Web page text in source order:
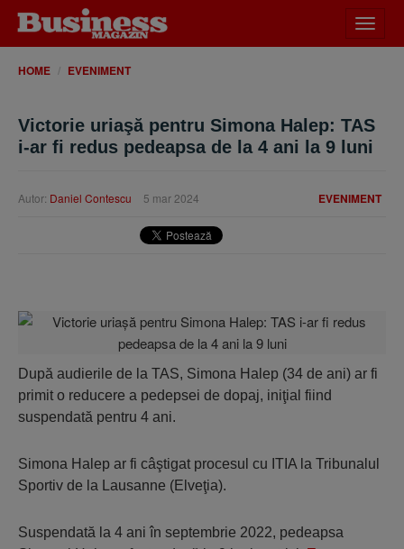
meniu
HOME EVENIMENT
Victorie uriaşă pentru Simona Halep: TAS
i-ar fi redus pedeapsa de la 4 ani la 9 luni
EVENIMENT
Autor: Daniel Contescu 5 mar 2024
După audierile de la TAS, Simona Halep (34 de ani) ar fi
primit o reducere a pedepsei de dopaj, iniţial fiind
suspendată pentru 4 ani.
Simona Halep ar fi câştigat procesul cu ITIA la Tribunalul
Sportiv de la Lausanne (Elveţia).
Suspendată la 4 ani în septembrie 2022, pedeapsa